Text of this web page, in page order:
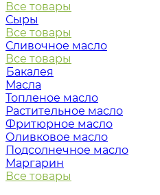
Все товары
Сыры
Все товары
Сливочное масло
Все товары
Бакалея
Масла
Топленое масло
Растительное масло
Фритюрное масло
Оливковое масло
Подсолнечное масло
Маргарин
Все товары